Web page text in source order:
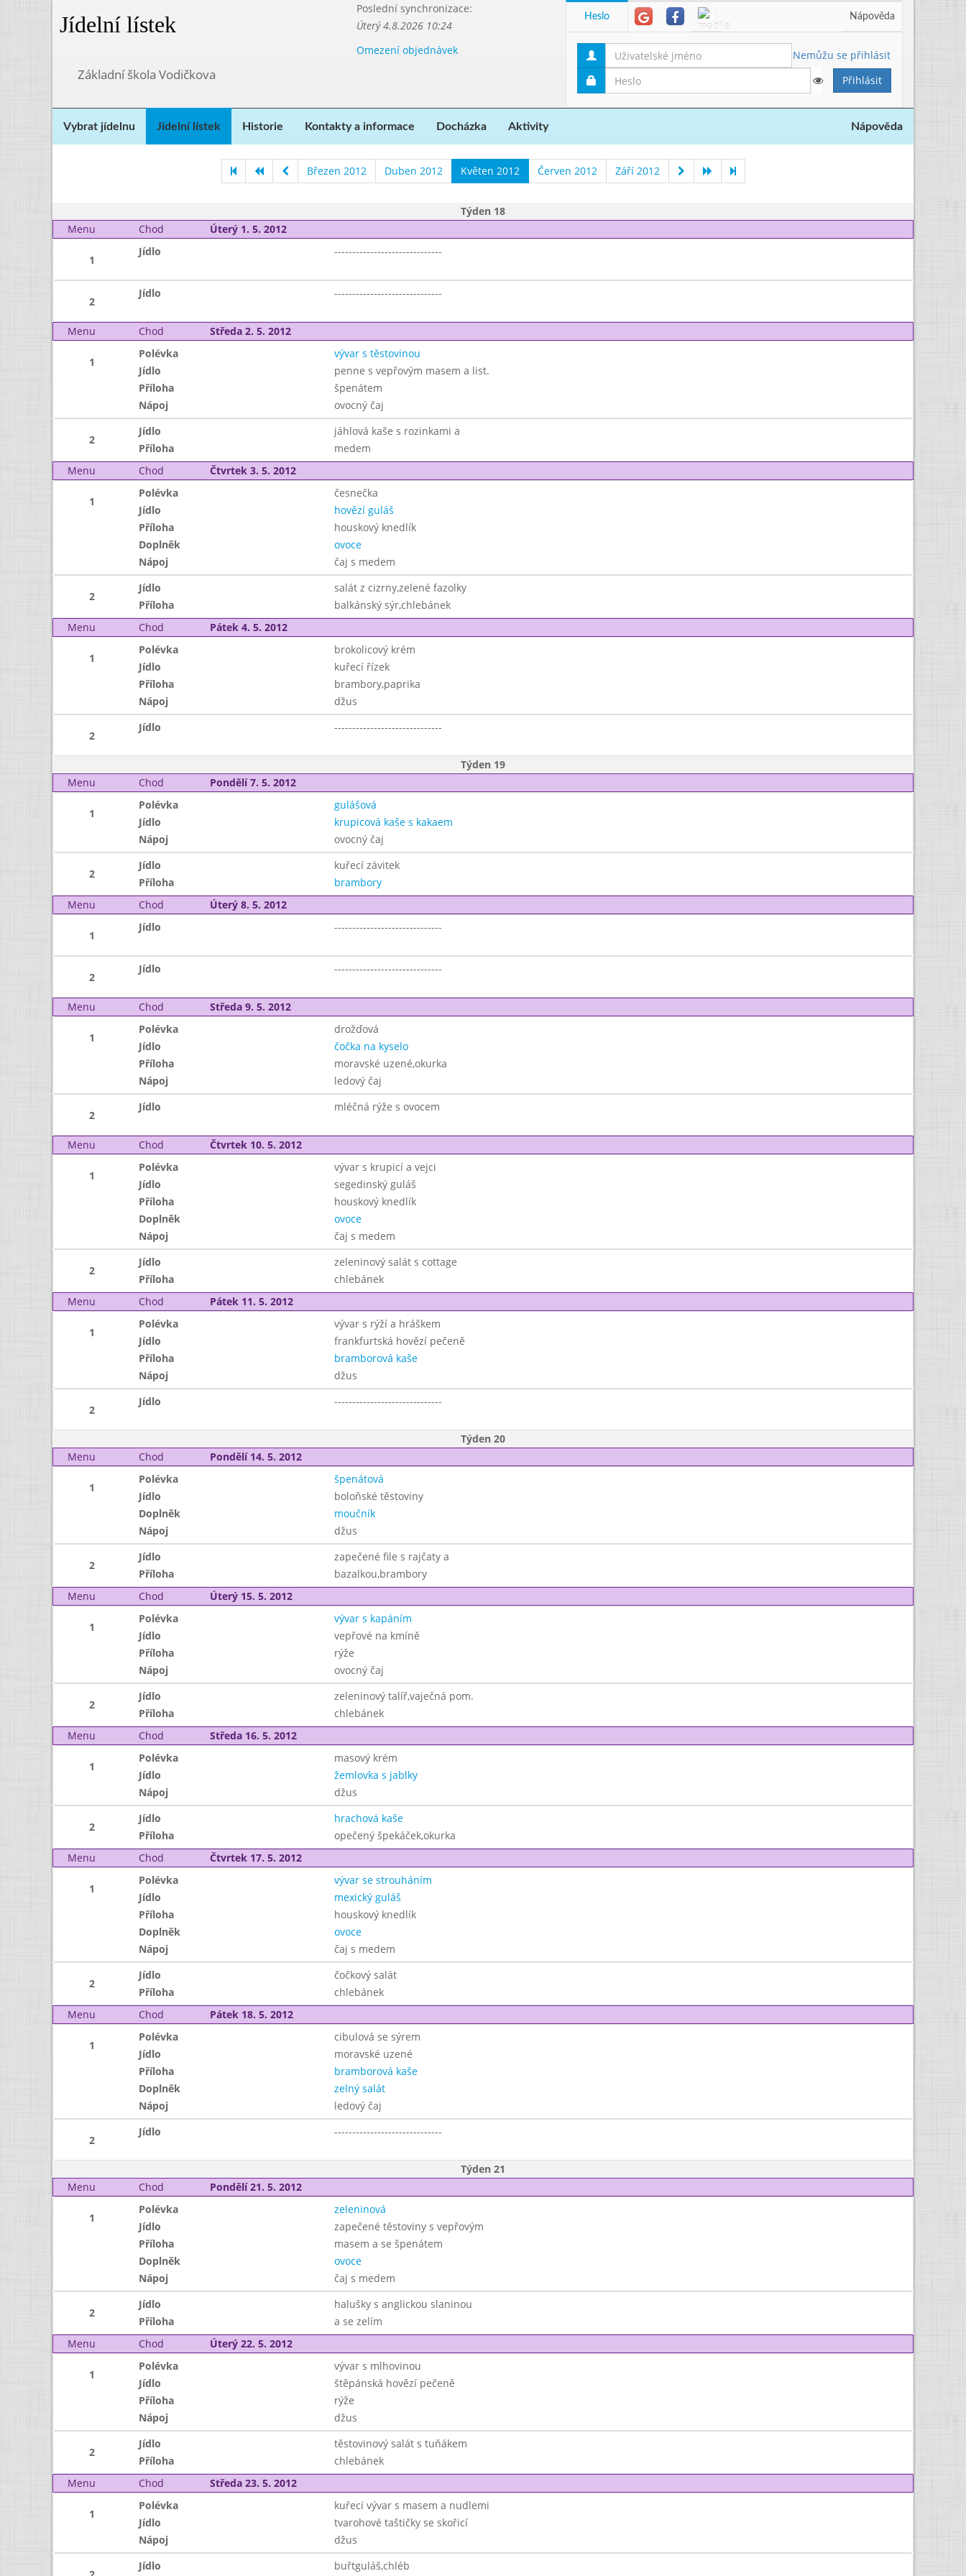
Jídelní lístek
Poslední synchronizace:
Úterý 4.8.2026 10:24
Omezení objednávek
Základní škola Vodičkova
Heslo Nápověda
Nemůžu se přihlásit
Vybrat jídelnu Jídelní lístek Historie Kontakty a informace Docházka Aktivity Nápověda
Březen 2012 Duben 2012 Květen 2012 Červen 2012 Září 2012
Týden 18
Menu
Chod Úterý 1. 5. 2012
1
Jídlo ------------------------------
2
Jídlo ------------------------------
Menu Chod Středa 2. 5. 2012
1
Polévka
vývar s těstovinou
Jídlo
penne s vepřovým masem a list.
Příloha
špenátem
Nápoj
ovocný čaj
2
Jídlo
jáhlová kaše s rozinkami a
Příloha
medem
Menu
Chod Čtvrtek 3. 5. 2012
1
Polévka
česnečka
Jídlo
hovězí guláš
Příloha
houskový knedlík
Doplněk
ovoce
Nápoj
čaj s medem
2
Jídlo
salát z cizrny,zelené fazolky
Příloha
balkánský sýr,chlebánek
Menu
Chod Pátek 4. 5. 2012
1
Polévka
brokolicový krém
Jídlo
kuřecí řízek
Příloha
brambory,paprika
Nápoj
džus
2
Jídlo ------------------------------
Týden 19
Menu
Chod Pondělí 7. 5. 2012
1
Polévka
gulášová
Jídlo
krupicová kaše s kakaem
Nápoj
ovocný čaj
2
Jídlo
kuřecí závitek
Příloha
brambory
Menu
Chod Úterý 8. 5. 2012
1
Jídlo ------------------------------
2
Jídlo ------------------------------
Menu Chod Středa 9. 5. 2012
1
Polévka
drožďová
Jídlo
čočka na kyselo
Příloha
moravské uzené,okurka
Nápoj
ledový čaj
2
Jídlo mléčná rýže s ovocem
Menu Chod Čtvrtek 10. 5. 2012
1
Polévka
vývar s krupicí a vejci
Jídlo
segedinský guláš
Příloha
houskový knedlík
Doplněk
ovoce
Nápoj
čaj s medem
2
Jídlo
zeleninový salát s cottage
Příloha
chlebánek
Menu
Chod Pátek 11. 5. 2012
1
Polévka
vývar s rýží a hráškem
Jídlo
frankfurtská hovězí pečeně
Příloha
bramborová kaše
Nápoj
džus
2
Jídlo ------------------------------
Týden 20
Menu
Chod Pondělí 14. 5. 2012
1
Polévka
špenátová
Jídlo
boloňské těstoviny
Doplněk
moučník
Nápoj
džus
2
Jídlo
zapečené file s rajčaty a
Příloha
bazalkou,brambory
Menu
Chod Úterý 15. 5. 2012
1
Polévka
vývar s kapáním
Jídlo
vepřové na kmíně
Příloha
rýže
Nápoj
ovocný čaj
2
Jídlo
zeleninový talíř,vaječná pom.
Příloha
chlebánek
Menu
Chod Středa 16. 5. 2012
1
Polévka
masový krém
Jídlo
žemlovka s jablky
Nápoj
džus
2
Jídlo
hrachová kaše
Příloha
opečený špekáček,okurka
Menu
Chod Čtvrtek 17. 5. 2012
1
Polévka
vývar se strouháním
Jídlo
mexický guláš
Příloha
houskový knedlík
Doplněk
ovoce
Nápoj
čaj s medem
2
Jídlo
čočkový salát
Příloha
chlebánek
Menu
Chod Pátek 18. 5. 2012
1
Polévka
cibulová se sýrem
Jídlo
moravské uzené
Příloha
bramborová kaše
Doplněk
zelný salát
Nápoj
ledový čaj
2
Jídlo ------------------------------
Týden 21
Menu
Chod Pondělí 21. 5. 2012
1
Polévka
zeleninová
Jídlo
zapečené těstoviny s vepřovým
Příloha
masem a se špenátem
Doplněk
ovoce
Nápoj
čaj s medem
2
Jídlo
halušky s anglickou slaninou
Příloha
a se zelím
Menu
Chod Úterý 22. 5. 2012
1
Polévka
vývar s mlhovinou
Jídlo
štěpánská hovězí pečeně
Příloha
rýže
Nápoj
džus
2
Jídlo
těstovinový salát s tuňákem
Příloha
chlebánek
Menu
Chod Středa 23. 5. 2012
1
Polévka
kuřecí vývar s masem a nudlemi
Jídlo
tvarohové taštičky se skořicí
Nápoj
džus
Jídlo buřtguláš,chléb